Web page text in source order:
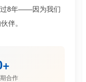
过8年——因为我们
伴。
合作